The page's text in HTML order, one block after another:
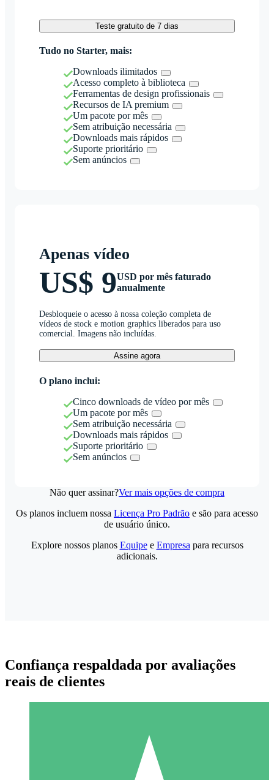
Teste gratuito de 7 dias
Tudo no Starter, mais:
Downloads ilimitados
Acesso completo à biblioteca
Ferramentas de design profissionais
Recursos de IA premium
Um pacote por mês
Sem atribuição necessária
Downloads mais rápidos
Suporte prioritário
Sem anúncios
Apenas vídeo
US$ 9USD por mês faturado
anualmente
Desbloqueie o acesso à nossa coleção completa de
vídeos de stock e motion graphics liberados para uso
comercial. Imagens não incluídas.
Assine agora
O plano inclui:
Cinco downloads de vídeo por mês
Um pacote por mês
Sem atribuição necessária
Downloads mais rápidos
Suporte prioritário
Sem anúncios
Não quer assinar?Ver mais opções de compra
Pacotes de Créditos Individuais
Os planos incluem nossa Licença Pro Padrão e são para acesso
de usuário único.
Explore nossos planos Equipee Empresa para recursos
adicionais.
Confiança respaldada por avaliações
reais de clientes